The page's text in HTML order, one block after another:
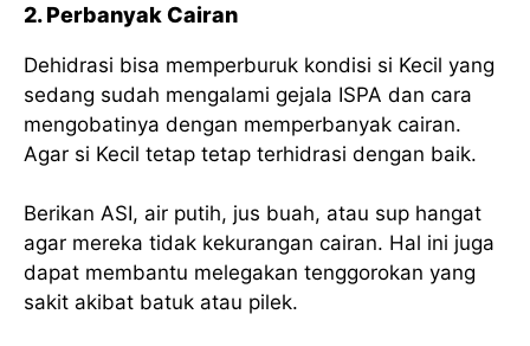
2. Perbanyak Cairan
Dehidrasi bisa memperburuk kondisi si Kecil yang
sedang sudah mengalami gejala ISPA dan cara
mengobatinya dengan memperbanyak cairan.
Agar si Kecil tetap tetap terhidrasi dengan baik.
Berikan ASI, air putih, jus buah, atau sup hangat
agar mereka tidak kekurangan cairan. Hal ini juga
dapat membantu melegakan tenggorokan yang
sakit akibat batuk atau pilek.